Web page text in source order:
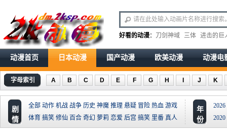
好看的动漫： 刀剑神域 三体 进击的巨
动漫首页 日本动漫 国产动漫 欧美动漫 动漫电
字母索引 A B C D E F G H J K
剧
情
全部 动作 机战 战争 历史 神魔 推理 悬疑 冒险 热血 游戏
体育 搞笑 修仙 百合 奇幻 萝莉 恋爱 后宫 搞笑 里番 真人
年
份
2026
2020